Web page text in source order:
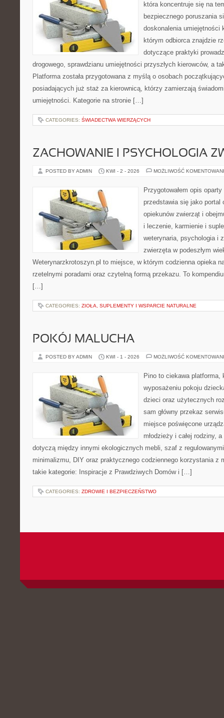
która koncentruje się na
bezpiecznego poruszania
doskonalenia umiejętności
którym odbiorca znajdzie
dotyczące praktyki
drogowego, sprawdzianu umiejętności przyszłych kierowców, a
Platforma została przygotowana z myślą o osobach
posiadających już staż za kierownicą, którzy zamierzają
umiejętności. Kategorie na stronie […]
CATEGORIES: ŚWIADECTWA WIERZĄCYCH
ZACHOWANIE I PSYCHOLOGIA
POSTED BY ADMIN KWI - 2 - 2026 MOŻLIWOŚĆ
Przygotowałem opis
przedstawia się jako portal
opiekunów zwierząt i
i leczenie, karmienie i
weterynaria, psychologia i
zwierzęta w podeszłym
Weterynarzkrotoszyn.pl to miejsce, w którym codzienna opieka
rzetelnymi poradami oraz czytelną formą przekazu. To
[…]
CATEGORIES: ZIOŁA, SUPLEMENTY I WSPARCIE NATURALNE
POKÓJ MALUCHA
POSTED BY ADMIN KWI - 1 - 2026 MOŻLIWOŚĆ
Pino to ciekawa platforma,
wyposażeniu pokoju
dzieci oraz użytecznych
sam główny przekaz
miejsce poświęcone
młodzieży i całej rodziny,
dotyczą między innymi ekologicznych mebli, szaf z regulowanymi
minimalizmu, DIY oraz praktycznego codziennego korzystania z
takie kategorie: Inspiracje z Prawdziwych Domów i […]
CATEGORIES: ZDROWIE I BEZPIECZEŃSTWO